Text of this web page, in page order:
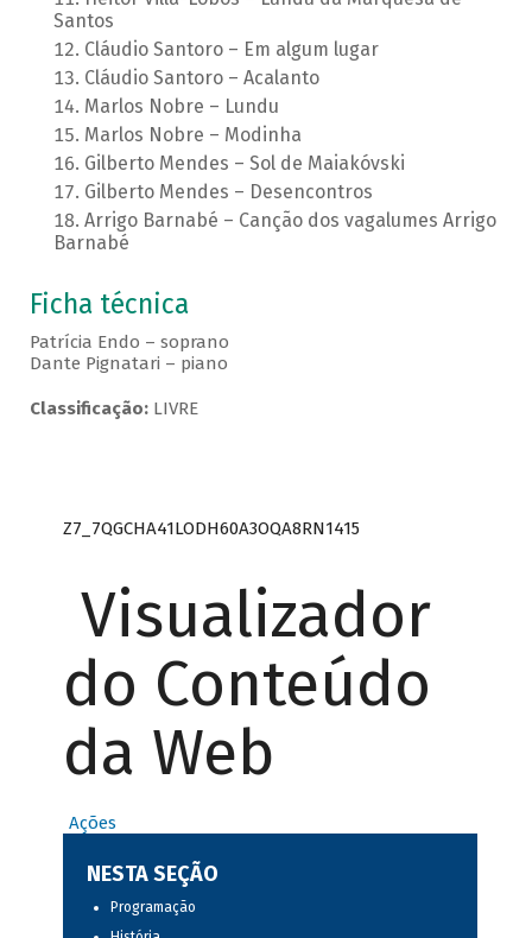
Santos
Cláudio Santoro – Em algum lugar
Cláudio Santoro – Acalanto
Marlos Nobre – Lundu
Marlos Nobre – Modinha
Gilberto Mendes – Sol de Maiakóvski
Gilberto Mendes – Desencontros
Arrigo Barnabé – Canção dos vagalumes Arrigo
Barnabé
Ficha técnica
Patrícia Endo – soprano
Dante Pignatari – piano
Classificação:LIVRE
Z7_7QGCHA41LODH60A3OQA8RN1415
Visualizador
do Conteúdo
da Web
Ações
NESTA SEÇÃO
Programação